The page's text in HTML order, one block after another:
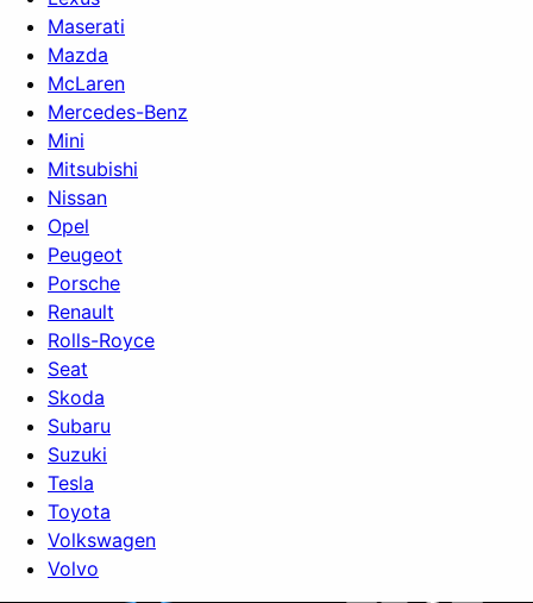
Maserati
Mazda
McLaren
Mercedes-Benz
Mini
Mitsubishi
Nissan
Opel
Peugeot
Porsche
Renault
Rolls-Royce
Seat
Skoda
Subaru
Suzuki
Tesla
Toyota
Volkswagen
Volvo